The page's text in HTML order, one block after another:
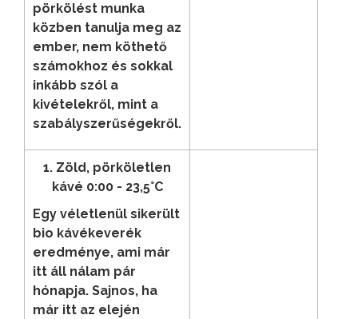
pörkölést munka
közben tanulja meg az
ember, nem köthető
számokhoz és sokkal
inkább szól a
kivételekről, mint a
szabályszerűségekről.
1. Zöld, pörköletlen
kávé 0:00 - 23,5°C
Egy véletlenül sikerült
bio kávékeverék
eredménye, ami már
itt áll nálam pár
hónapja. Sajnos, ha
már itt az elején